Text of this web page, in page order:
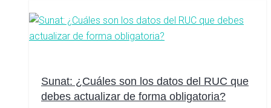
Sunat: ¿Cuáles son los datos del RUC que
debes actualizar de forma obligatoria?